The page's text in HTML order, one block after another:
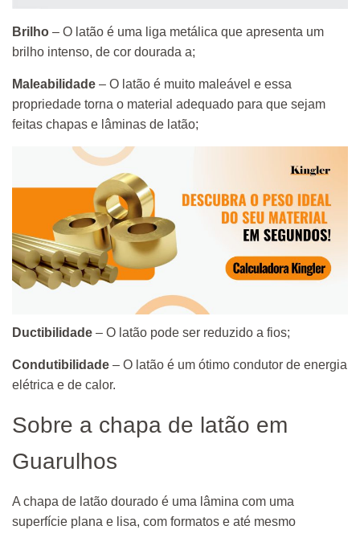
Brilho – O latão é uma liga metálica que apresenta um
brilho intenso, de cor dourada a;
Maleabilidade – O latão é muito maleável e essa
propriedade torna o material adequado para que sejam
feitas chapas e lâminas de latão;
Ductibilidade – O latão pode ser reduzido a fios;
Condutibilidade – O latão é um ótimo condutor de energia
elétrica e de calor.
Sobre a chapa de latão em
Guarulhos
A chapa de latão dourado é uma lâmina com uma
superfície plana e lisa, com formatos e até mesmo